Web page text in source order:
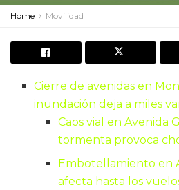
Home Movilidad
Cierre de avenidas en
inundación deja a miles
Caos vial en Avenida
tormenta provoca
Embotellamiento en
afecta hasta los